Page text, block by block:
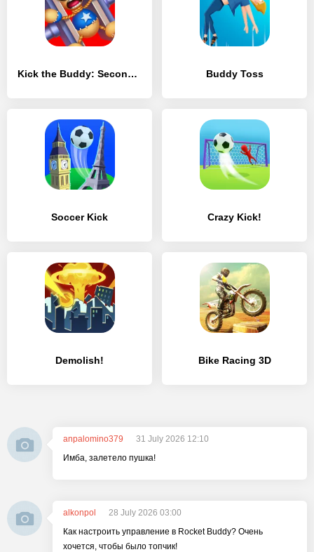
Kick the Buddy: Second Kick Buddy Toss
Soccer Kick Crazy Kick!
Demolish! Bike Racing 3D
anpalomino379
31 July 2026 12:10
Имба, залетело пушка!
alkonpol
28 July 2026 03:00
Как настроить управление в Rocket Buddy? Очень
хочется, чтобы было топчик!